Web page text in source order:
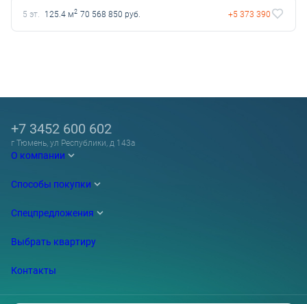
5 эт. 125.4 м2 70 568 850 руб. +5 373 390
О компании
Способы покупки
Спецпредложения
Выбрать квартиру
Контакты
+7 3452 600 602
г Тюмень, ул Республики, д 143а